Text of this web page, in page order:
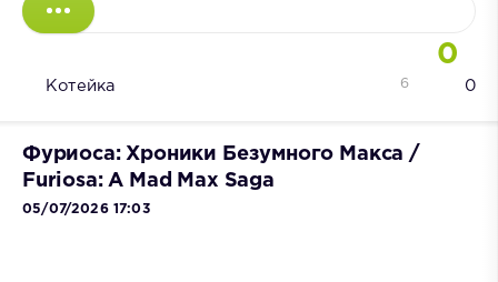
0
Котейка 0
6
Фуриоса: Хроники Безумного Макса /
Furiosa: A Mad Max Saga
05/07/2026 17:03